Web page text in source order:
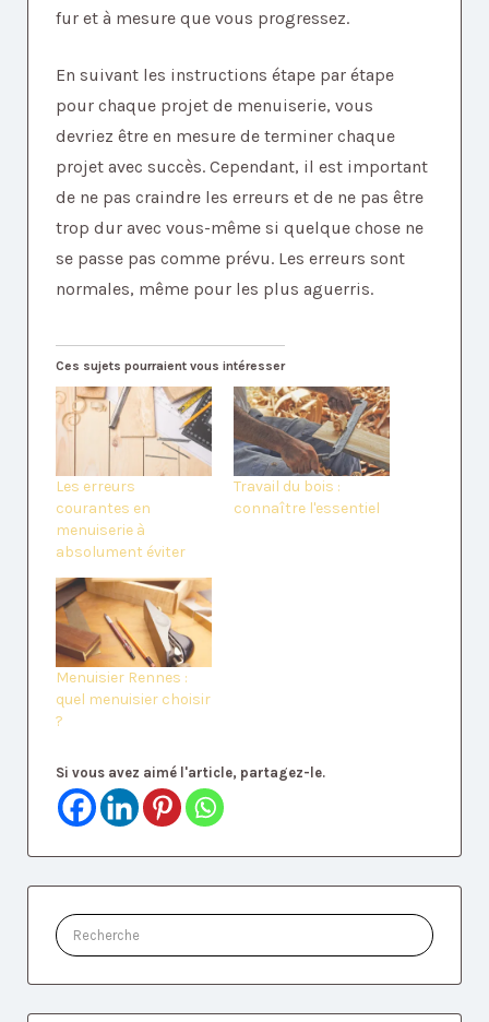
fur et à mesure que vous progressez.
En suivant les instructions étape par étape
pour chaque projet de menuiserie, vous
devriez être en mesure de terminer chaque
projet avec succès. Cependant, il est important
de ne pas craindre les erreurs et de ne pas être
trop dur avec vous-même si quelque chose ne
se passe pas comme prévu. Les erreurs sont
normales, même pour les plus aguerris.
Ces sujets pourraient vous intéresser
Les erreurs
courantes en
menuiserie à
absolument éviter
Travail du bois :
connaître l'essentiel
Menuisier Rennes :
quel menuisier choisir
?
Si vous avez aimé l'article, partagez-le.
Rechercher: